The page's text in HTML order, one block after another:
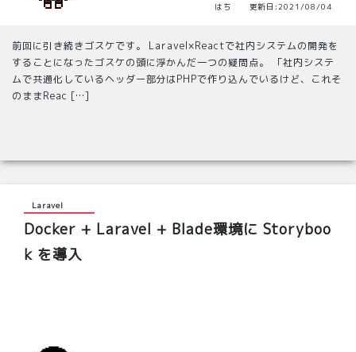
はち 更新日:2021/08/04
前回に引き続きゴスケです。 Laravel×Reactで社内システムの開発を
することになったゴスケの頭に浮かんだ一つの疑問点。 「社内システ
ムで共通化しているヘッダー部分はPHPで作り込んでいるけど、これそ
のままReac […]
Laravel
Docker + Laravel + Blade環境に Storyboo
k を導入